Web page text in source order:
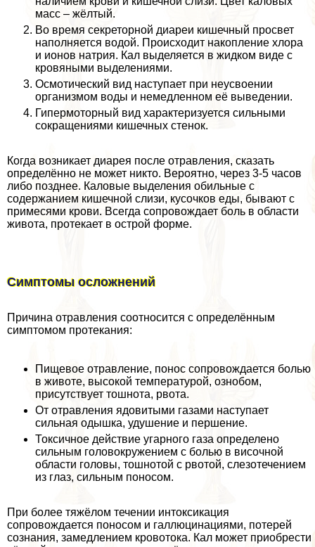
масс – жёлтый.
Во время секреторной диареи кишечный просвет
наполняется водой. Происходит накопление хлора
и ионов натрия. Кал выделяется в жидком виде с
кровяными выделениями.
Осмотический вид наступает при неусвоении
организмом воды и немедленном её выведении.
Гипермоторный вид хаpaктеризуется сильными
сокращениями кишечных стенок.
Когда возникает диарея после отравления, сказать
определённо не может никто. Вероятно, через 3-5 часов
либо позднее. Каловые выделения обильные с
содержанием кишечной слизи, кусочков еды, бывают с
примесями крови. Всегда сопровождает боль в области
живота, протекает в острой форме.
Симптомы осложнений
Причина отравления соотносится с определённым
симптомом протекания:
Пищевое отравление, понос сопровождается болью
в животе, высокой температурой, ознобом,
присутствует тошнота, рвота.
От отравления ядовитыми газами наступает
сильная одышка, удушение и першение.
Токсичное действие угарного газа определено
сильным головокружением с болью в височной
области головы, тошнотой с рвотой, слезотечением
из глаз, сильным поносом.
При более тяжёлом течении интоксикация
сопровождается поносом и галлюцинациями, потерей
сознания, замедлением кровотока. Кал может приобрести